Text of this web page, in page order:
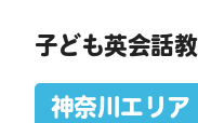
子ども英会話
神奈川エリア